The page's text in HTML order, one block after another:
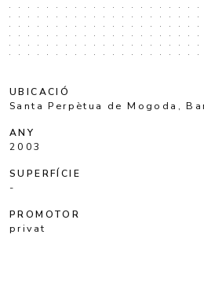
UBICACIÓ
Santa Perpètua de Mogoda,
ANY
2003
SUPERFÍCIE
-
PROMOTOR
privat